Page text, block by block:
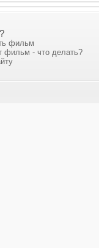
фильм
фильм - что делать?